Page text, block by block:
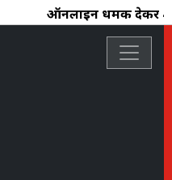
ऑनलाइन धमकी देकर 4